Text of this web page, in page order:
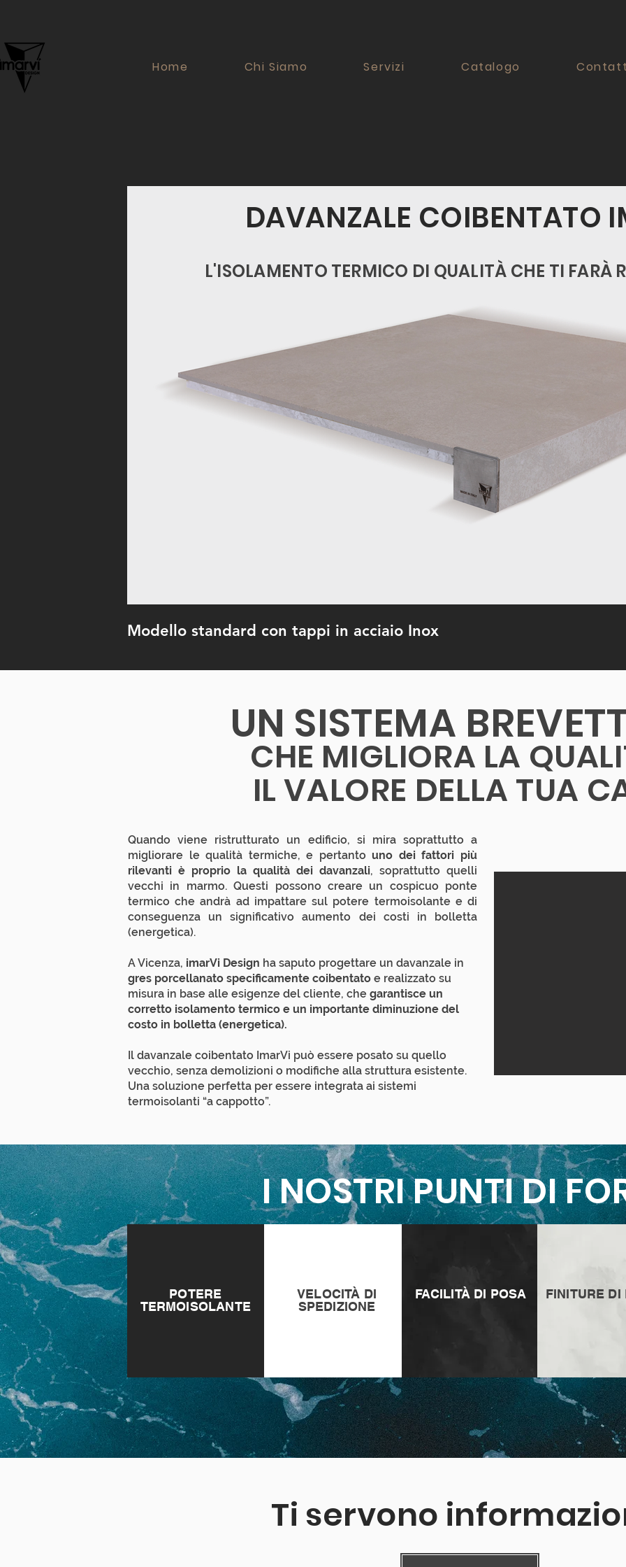
Home Chi Siamo Servizi Catalogo
Modello standard con tappi in acciaio Inox
DAVANZALE COIBENTATO
L'ISOLAMENTO TERMICO DI QUALITÀ CHE TI FARÀ
UN SISTEMA
CHE MIGLIORA LA
IL VALORE DELLA TUA
Quando viene ristrutturato un edificio, si mira soprattutto a
migliorare le qualità termiche, e pertanto uno dei fattori più
rilevanti è proprio la qualità dei davanzali, soprattutto quelli
vecchi in marmo. Questi possono creare un cospicuo ponte
termico che andrà ad impattare sul potere termoisolante e di
conseguenza un significativo aumento dei costi in bolletta
(energetica).
A Vicenza, imarVi Design ha saputo progettare un davanzale in
gres porcellanato specificamente coibentato e realizzato su
misura in base alle esigenze del cliente, che garantisce un
corretto isolamento termico e un importante diminuzione del
costo in bolletta (energetica).
Il davanzale coibentato ImarVi può essere posato su quello
vecchio, senza demolizioni o modifiche alla struttura esistente.
Una soluzione perfetta per essere integrata ai sistemi
termoisolanti “a cappotto”.
I NOSTRI PUNTI DI
POTERE
TERMOISOLANTE
VELOCITÀ DI
SPEDIZIONE
FACILITÀ DI POSA FINITURE DI
Ti servono